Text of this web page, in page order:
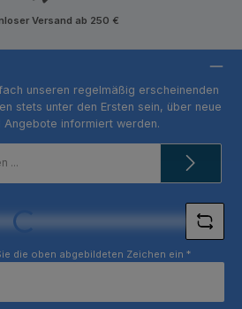
Versand ab 250 €
unseren regelmäßig erscheinenden
stets unter den Ersten sein, über neue
Angebote informiert werden.
Loading...
die oben abgebildeten Zeichen ein *